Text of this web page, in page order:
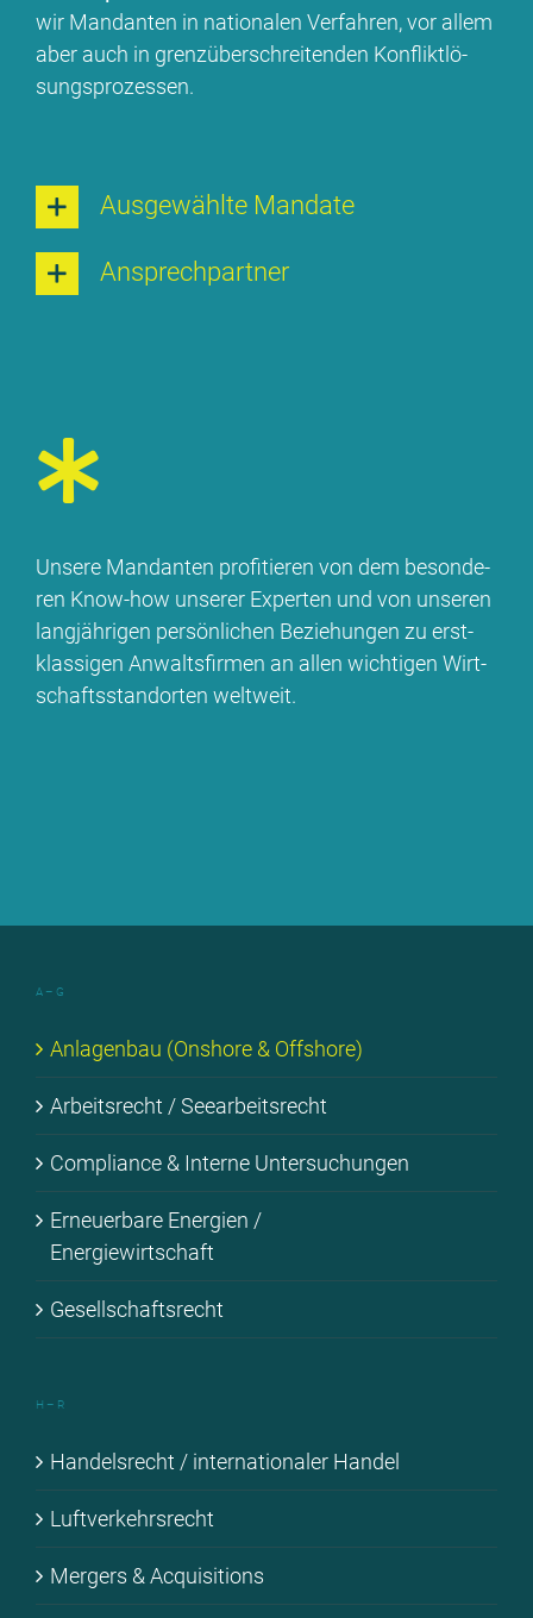
wir Man­dan­ten in na­tio­na­len Ver­fah­ren, vor al­lem
aber auch in grenz­über­schrei­ten­den Kon­flikt­lö­
sungs­pro­zes­sen.
Aus­ge­wähl­te Man­da­te
An­sprech­part­ner
Un­se­re Man­dan­ten pro­fi­tie­ren von dem be­son­de­
ren Know-how un­se­rer Ex­per­ten und von un­se­ren
lang­jäh­ri­gen per­sön­li­chen Be­zie­hun­gen zu erst­
klas­si­gen An­walts­fir­men an al­len wich­ti­gen Wirt­
schafts­stand­or­ten welt­weit.
A – G
An­la­gen­bau (Onshore & Off­shore)
Ar­beits­recht / See­ar­beits­recht
Com­pli­ance & In­ter­ne Un­ter­su­chun­gen
Er­neu­er­ba­re En­er­gien /
En­er­gie­wirt­schaft
Ge­sell­schafts­recht
H – R
Han­dels­recht / in­ter­na­tio­na­ler Han­del
Luft­ver­kehrs­recht
Mer­gers & Ac­qui­si­ti­ons